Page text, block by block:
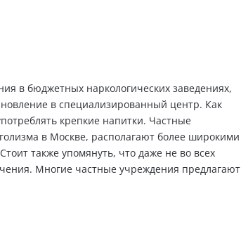
в бюджетных наркологических заведениях,
в специализированный центр. Как
крепкие напитки. Частные
в Москве, располагают более широкими
также упомянуть, что даже не во всех
Многие частные учреждения предлагают